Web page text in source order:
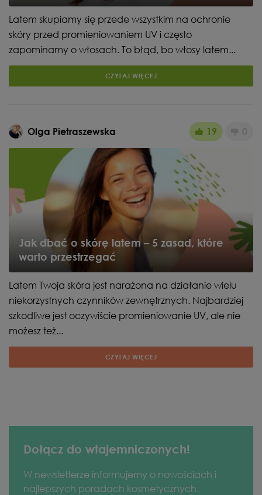
Latem skupiamy się przede wszystkim na ochronie
skóry przed promieniowaniem UV i często
zapominamy o włosach. To błąd, bo włosy latem...
CZYTAJ WIĘCEJ
Jak dbać o skórę latem – 5 zasad, które
warto przestrzegać
Latem Twoja skóra jest narażona na działanie wielu
niekorzystnych czynników zewnętrznych. Najbardziej
szkodliwe jest oczywiście promieniowanie UV, ale nie
możesz też...
Olga Pietraszewska 19
CZYTAJ WIĘCEJ
Dołącz do wtajemniczonych!
W newsletterze informujemy o nowościach i
najlepszych poradach kosmetycznych.